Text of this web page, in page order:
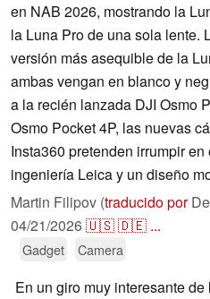
en NAB 2026, mostrando la
la Luna Pro de una sola lente.
versión más asequible de la
ambas vengan en blanco y
a la recién lanzada DJI Osmo
Osmo Pocket 4P, las nuevas
Insta360 pretenden irrumpir
ingeniería Leica y un diseño
Martin Filipov (traducido por
04/21/2026🇺🇸🇩🇪 ...
Gadget Camera
En un giro muy interesante